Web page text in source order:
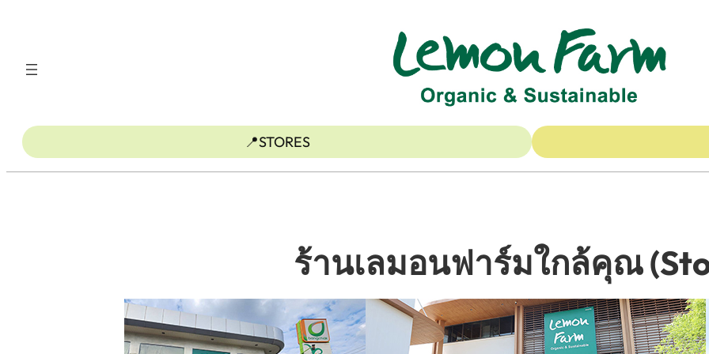
เนื้อหา
📍STORES
ร้านเลมอนฟาร์มใกล้คุณ